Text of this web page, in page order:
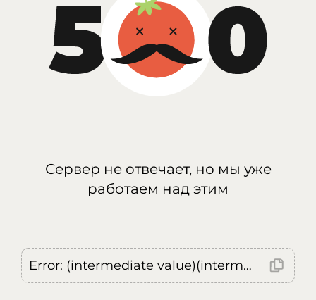
Сервер не отвечает, но мы уже
работаем над этим
Error: (intermediate value)(intermediate value)(intermediate value).replaceAll is not a function